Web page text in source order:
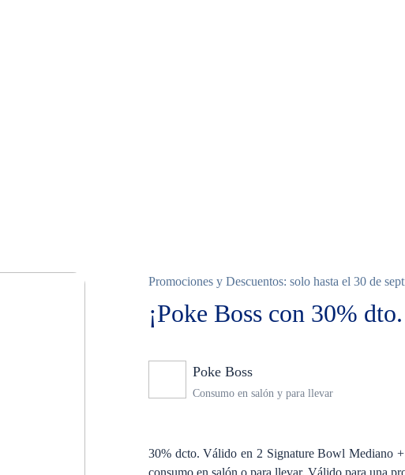
Promociones y Descuentos: solo hasta el 30 de
¡Poke Boss con 30%
Poke Boss
Consumo en salón y para llevar
30% dcto. Válido en 2 Signature Bowl Mediano
consumo en salón o para llevar. Válido para una